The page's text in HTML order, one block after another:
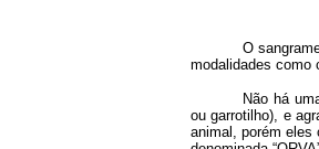
O
modalidades como
Não há
ou garrotilho), e
animal, porém eles